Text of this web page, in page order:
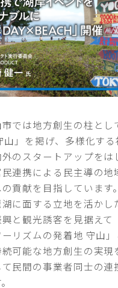
では地方創生の柱とし
山」を掲げ、多様化す
のスタートアップをは
連携による民主導の地
貢献を目指しています。
に面する立地を活かし
と観光誘客を見据えて
リズムの発着地 守山
可能な地方創生の実現
民間の事業者同士の連